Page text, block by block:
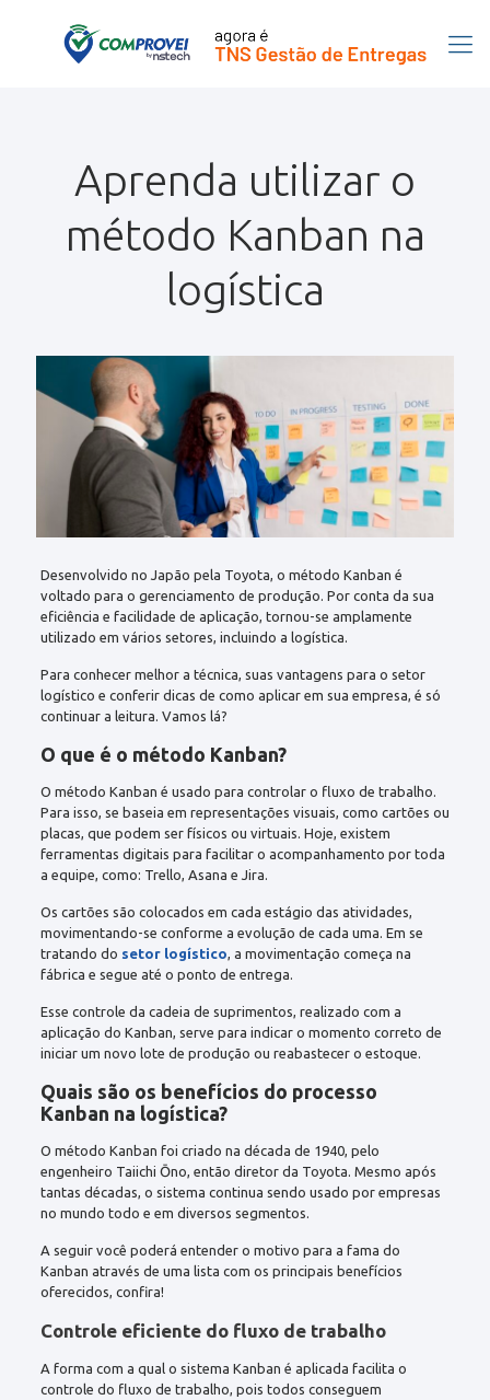
Aprenda utilizar o
método Kanban na
logística
Desenvolvido no Japão pela Toyota, o método Kanban é
voltado para o gerenciamento de produção. Por conta da sua
eficiência e facilidade de aplicação, tornou-se amplamente
utilizado em vários setores, incluindo a logística.
Para conhecer melhor a técnica, suas vantagens para o setor
logístico e conferir dicas de como aplicar em sua empresa, é só
continuar a leitura. Vamos lá?
O que é o método Kanban?
O método Kanban é usado para controlar o fluxo de trabalho.
Para isso, se baseia em representações visuais, como cartões ou
placas, que podem ser físicos ou virtuais. Hoje, existem
ferramentas digitais para facilitar o acompanhamento por toda
a equipe, como: Trello, Asana e Jira.
Os cartões são colocados em cada estágio das atividades,
movimentando-se conforme a evolução de cada uma. Em se
tratando do setor logístico , a movimentação começa na
fábrica e segue até o ponto de entrega.
Esse controle da cadeia de suprimentos, realizado com a
aplicação do Kanban, serve para indicar o momento correto de
iniciar um novo lote de produção ou reabastecer o estoque.
Quais são os benefícios do processo
Kanban na logística?
O método Kanban foi criado na década de 1940, pelo
engenheiro Taiichi Ōno, então diretor da Toyota. Mesmo após
tantas décadas, o sistema continua sendo usado por empresas
no mundo todo e em diversos segmentos.
A seguir você poderá entender o motivo para a fama do
Kanban através de uma lista com os principais benefícios
oferecidos, confira!
Controle eficiente do fluxo de trabalho
A forma com a qual o sistema Kanban é aplicada facilita o
controle do fluxo de trabalho, pois todos conseguem